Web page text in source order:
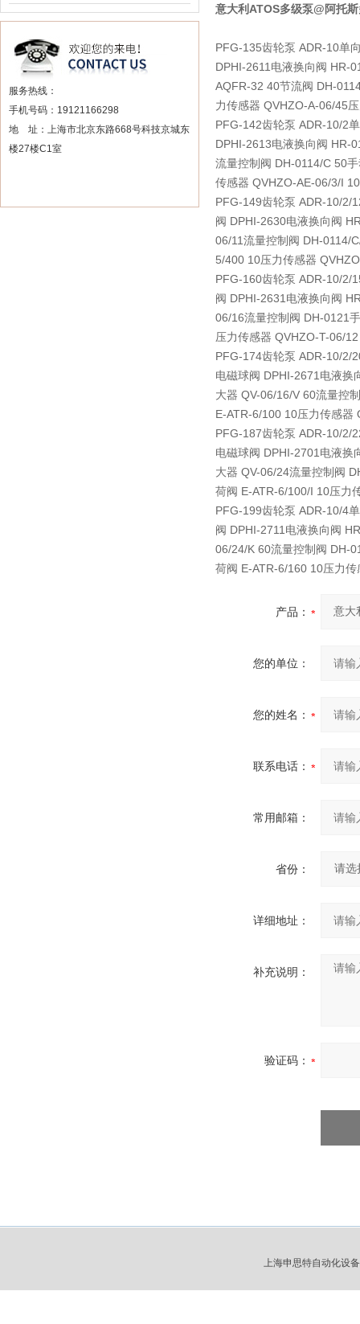
服务热线：
手机号码：19121166298
地 址：上海市北京东路668号科技京城东
楼27楼C1室
意大利ATOS多级泵@阿托
PFG-135齿轮泵 ADR-10单
DPHI-2611电液换向阀 HR-
AQFR-32 40节流阀 DH-
力传感器 QVHZO-A-06/45
PFG-142齿轮泵 ADR-10/2
DPHI-2613电液换向阀 HR-
流量控制阀 DH-0114/C 50
传感器 QVHZO-AE-06/3/I
PFG-149齿轮泵 ADR-10/2/
阀 DPHI-2630电液换向阀
06/11流量控制阀 DH-0114/
5/400 10压力传感器
PFG-160齿轮泵 ADR-10/2/
阀 DPHI-2631电液换向阀
06/16流量控制阀 DH-0121
压力传感器 QVHZO-T-06/
PFG-174齿轮泵 ADR-10/2/
电磁球阀 DPHI-2671电液换
大器 QV-06/16/V 60流量控
E-ATR-6/100 10压力传感器
PFG-187齿轮泵 ADR-10/2/
电磁球阀 DPHI-2701电液换
大器 QV-06/24流量控制阀
荷阀 E-ATR-6/100/I 10压力
PFG-199齿轮泵 ADR-10/4
阀 DPHI-2711电液换向阀
06/24/K 60流量控制阀 DH-
荷阀 E-ATR-6/160 10压力
产品：
您的单位：
您的姓名：
联系电话：
常用邮箱：
省份：
详细地址：
补充说明：
验证码：
上海申思特自动化设